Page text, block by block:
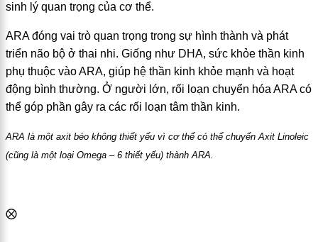
sinh lý quan trọng của cơ thể.
ARA đóng vai trò quan trọng trong sự hình thành và phát
triển não bộ ở thai nhi. Giống như DHA, sức khỏe thần kinh
phụ thuộc vào ARA, giúp hệ thần kinh khỏe mạnh và hoạt
động bình thường. Ở người lớn, rối loạn chuyển hóa ARA có
thể góp phần gây ra các rối loạn tâm thần kinh.
ARA là một axit béo không thiết yếu vì cơ thể có thể chuyển Axit Linoleic
(cũng là một loại Omega – 6 thiết yếu) thành ARA.
⨂